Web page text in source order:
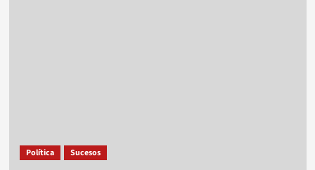
Política Sucesos